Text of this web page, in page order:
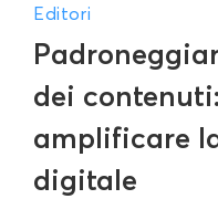
dei
amplificare
digitale
Editori